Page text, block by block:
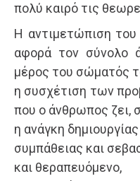
πολύ καιρό τις
Η αντιμετώπιση
αφορά τον σύνολο
μέρος του σώματός
η συσχέτιση των
που ο άνθρωπος ζει,
η ανάγκη
συμπάθειας και
και θεραπευόμενο,